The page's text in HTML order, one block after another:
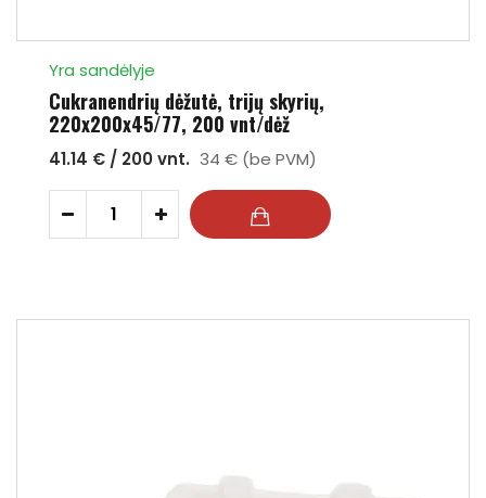
Yra sandėlyje
Cukranendrių dėžutė, trijų skyrių,
220x200x45/77, 200 vnt/dėž
41.14 € / 200 vnt. 34 € (be PVM)
- +